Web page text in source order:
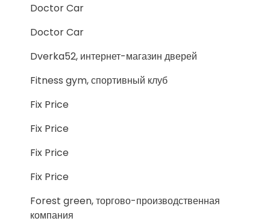
Doctor Car
Doctor Car
Dverka52, интернет-магазин дверей
Fitness gym, спортивный клуб
Fix Price
Fix Price
Fix Price
Fix Price
Forest green, торгово-производственная
компания